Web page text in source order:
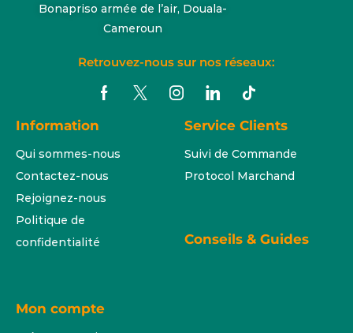
Bonapriso armée de l’air, Douala-
Cameroun
Retrouvez-nous sur nos réseaux:
Information
Qui sommes-nous
Contactez-nous
Rejoignez-nous
Politique de
confidentialité
Service Clients
Suivi de Commande
Protocol Marchand
Conseils & Guides
Mon compte